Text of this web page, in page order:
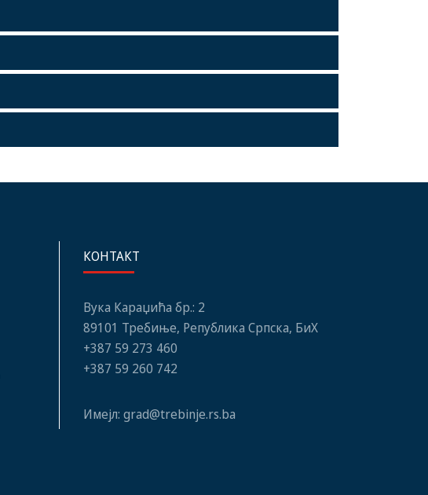
КОНТАКТ
Вука Караџића бр.: 2
89101 Требиње, Република Српска, БиХ
+387 59 273 460
+387 59 260 742
Имејл: grad@trebinje.rs.ba